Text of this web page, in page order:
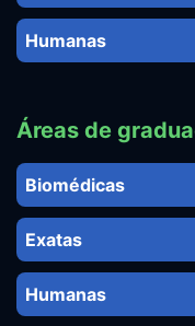
Humanas
Áreas de
Biomédicas
Exatas
Humanas